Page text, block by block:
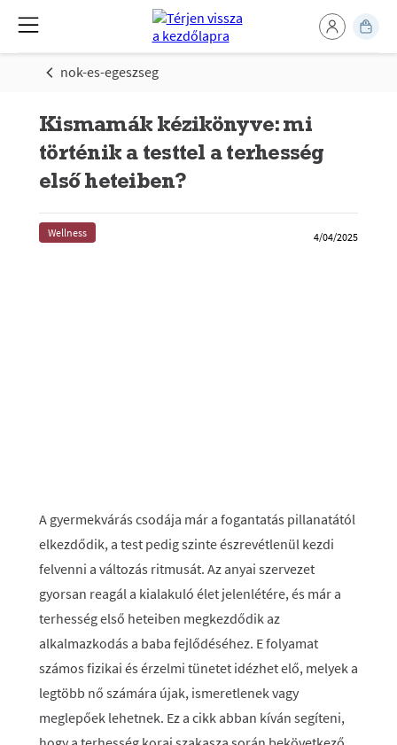
nok-es-egeszseg
Kismamák kézikönyve: mi
történik a testtel a terhesség
első heteiben?
Wellness 4/04/2025
A gyermekvárás csodája már a fogantatás pillanatától
elkezdődik, a test pedig szinte észrevétlenül kezdi
felvenni a változás ritmusát. Az anyai szervezet
gyorsan reagál a kialakuló élet jelenlétére, és már a
terhesség első heteiben megkezdődik az
alkalmazkodás a baba fejlődéséhez. E folyamat
számos fizikai és érzelmi tünetet idézhet elő, melyek a
legtöbb nő számára újak, ismeretlenek vagy
meglepőek lehetnek. Ez a cikk abban kíván segíteni,